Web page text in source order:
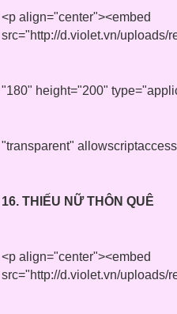
<p align="center"><embed
src="http://d.violet.vn/uploads/
"180" height="200"
"transparent"
16. THIẾU NỮ THÔN QUÊ
<p align="center"><embed
src="http://d.violet.vn/uploads/